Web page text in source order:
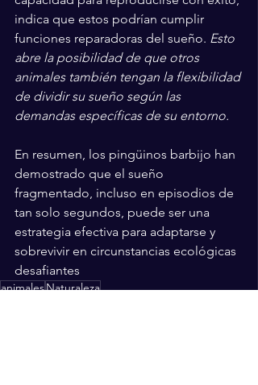
indica que estos podrían cumplir
funciones reparadoras del sueño. Esto
abre la posibilidad de que otros
animales también tengan la flexibilidad
de dividir su sueño según las
demandas específicas de su entorno.
En resumen, los pingüinos barbijo han
demostrado que el sueño
fragmentado, incluso en episodios de
tan solo segundos, puede ser una
estrategia efectiva para adaptarse y
sobrevivir en circunstancias ecológicas
desafiantes
animalesNaturaleza